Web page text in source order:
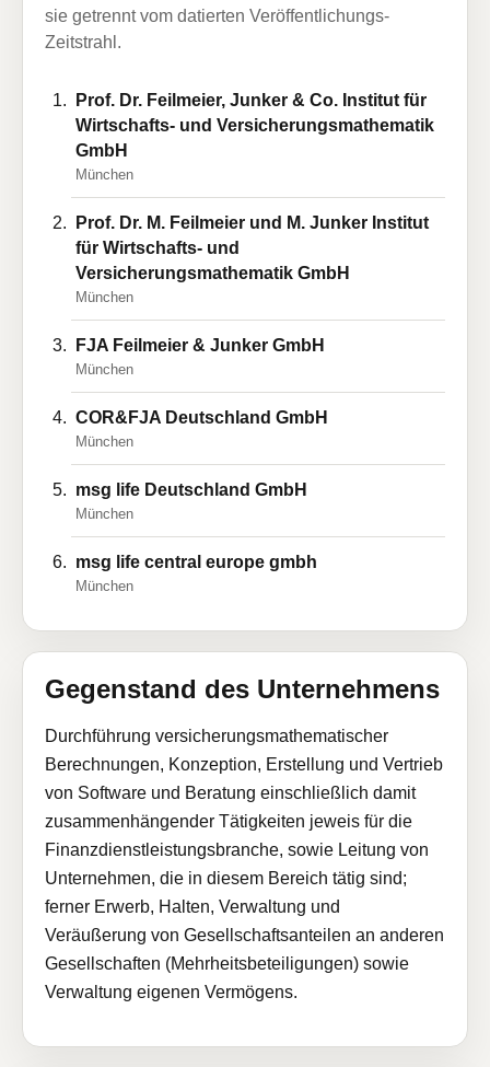
sie getrennt vom datierten Veröffentlichungs-
Zeitstrahl.
Prof. Dr. Feilmeier, Junker & Co. Institut für
Wirtschafts- und Versicherungsmathematik
GmbH
München
Prof. Dr. M. Feilmeier und M. Junker Institut
für Wirtschafts- und
Versicherungsmathematik GmbH
München
FJA Feilmeier & Junker GmbH
München
COR&FJA Deutschland GmbH
München
msg life Deutschland GmbH
München
msg life central europe gmbh
München
Gegenstand des Unternehmens
Durchführung versicherungsmathematischer
Berechnungen, Konzeption, Erstellung und Vertrieb
von Software und Beratung einschließlich damit
zusammenhängender Tätigkeiten jeweis für die
Finanzdienstleistungsbranche, sowie Leitung von
Unternehmen, die in diesem Bereich tätig sind;
ferner Erwerb, Halten, Verwaltung und
Veräußerung von Gesellschaftsanteilen an anderen
Gesellschaften (Mehrheitsbeteiligungen) sowie
Verwaltung eigenen Vermögens.